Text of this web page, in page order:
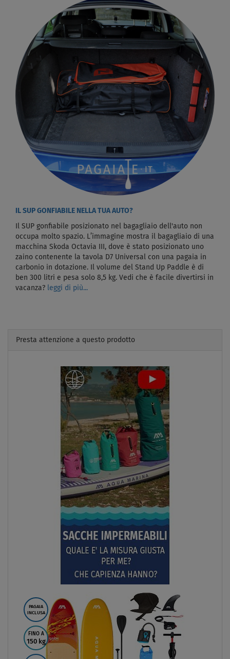
IL SUP GONFIABILE NELLA TUA AUTO?
Il SUP gonfiabile posizionato nel bagagliaio dell'auto non
occupa molto spazio. L’immagine mostra il bagagliaio di una
macchina Skoda Octavia III, dove è stato posizionato uno
zaino contenente la tavola D7 Universal con una pagaia in
carbonio in dotazione. Il volume del Stand Up Paddle è di
ben 300 litri e pesa solo 8,5 kg. Vedi che è facile divertirsi in
vacanza?
leggi di più...
Presta attenzione a questo prodotto
PAGAIA
INCLUSA
FINO A
150 kg
Previous